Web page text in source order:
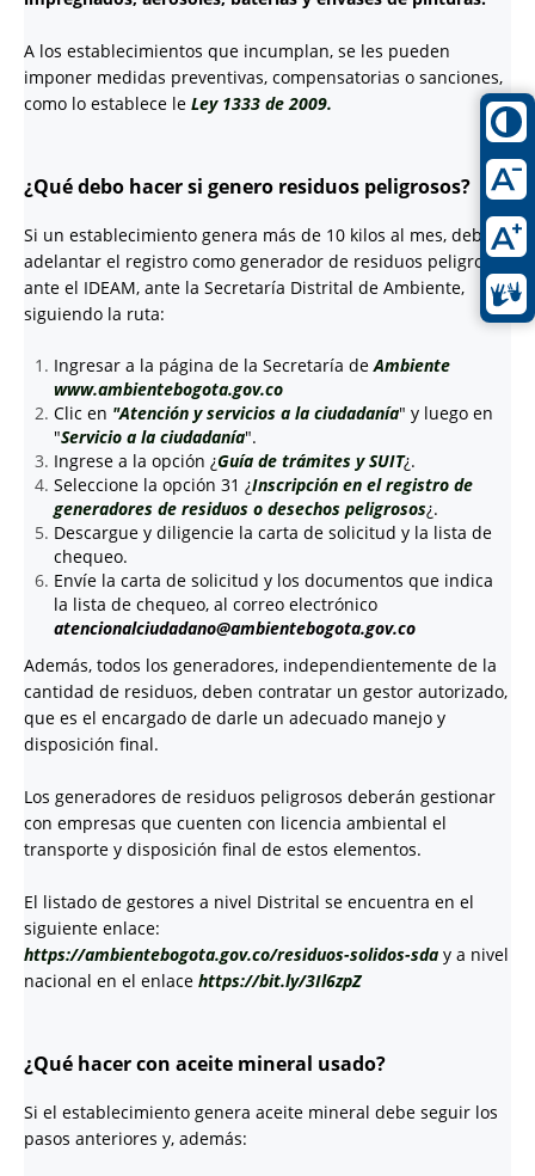
A los establecimientos que incumplan, se les pueden
imponer medidas preventivas, compensatorias o sanciones,
como lo establece le Ley 1333 de 2009.
¿Qué debo hacer si genero residuos peligrosos?
Si un establecimiento genera más de 10 kilos al mes, debe
adelantar el registro como generador de residuos peligrosos
ante el IDEAM, ante la Secretaría Distrital de Ambiente,
siguiendo la ruta:
Ingresar a la página de la Secretaría deAmbiente
www.ambientebogota.gov.co
Clic en "Atención y servicios a la ciudadanía" y luego en
"Servicio a la ciudadanía".
Ingrese a la opción ¿Guía de trámites y SUIT¿.
Seleccione la opción 31 ¿Inscripción en el registro de
generadores de residuos o desechos peligrosos¿.
Descargue y diligencie la carta de solicitud y la lista de
chequeo.
Envíe la carta de solicitud y los documentos que indica
la lista de chequeo, al correo electrónico
atencionalciudadano@ambientebogota.gov.co
Además, todos los generadores, independientemente de la
cantidad de residuos, deben contratar un gestor autorizado,
que es el encargado de darle un adecuado manejo y
disposición final.
Los generadores de residuos peligrosos deberán gestionar
con empresas que cuenten con licencia ambiental el
transporte y disposición final de estos elementos.
El listado de gestores a nivel Distrital se encuentra en el
siguiente enlace:
https://ambientebogota.gov.co/residuos-solidos-sda y a nivel
nacional en el enlace https://bit.ly/3Il6zpZ
¿Qué hacer con aceite mineral usado?
Si el establecimiento genera aceite mineral debe seguir los
pasos anteriores y, además: